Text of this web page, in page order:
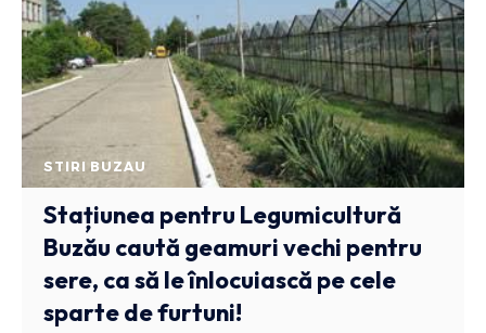
STIRI BUZAU
Stațiunea pentru Legumicultură
Buzău caută geamuri vechi pentru
sere, ca să le înlocuiască pe cele
sparte de furtuni!